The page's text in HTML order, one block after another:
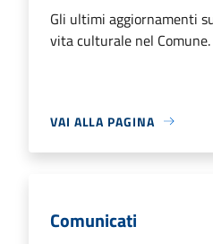
Gli ultimi aggiornamenti
vita culturale nel Comune.
VAI ALLA PAGINA
Comunicati